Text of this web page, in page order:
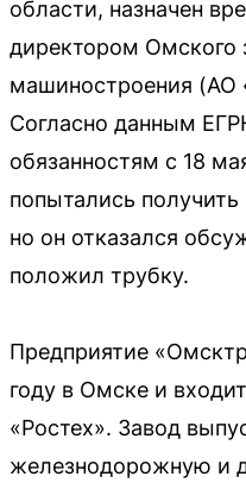
области, назначен
директором Омского
машиностроения (АО
Согласно данным
обязанностям с 18
попытались
но он отказался
положил трубку.
Предприятие
году в Омске и
«Ростех». Завод
железнодорожную и